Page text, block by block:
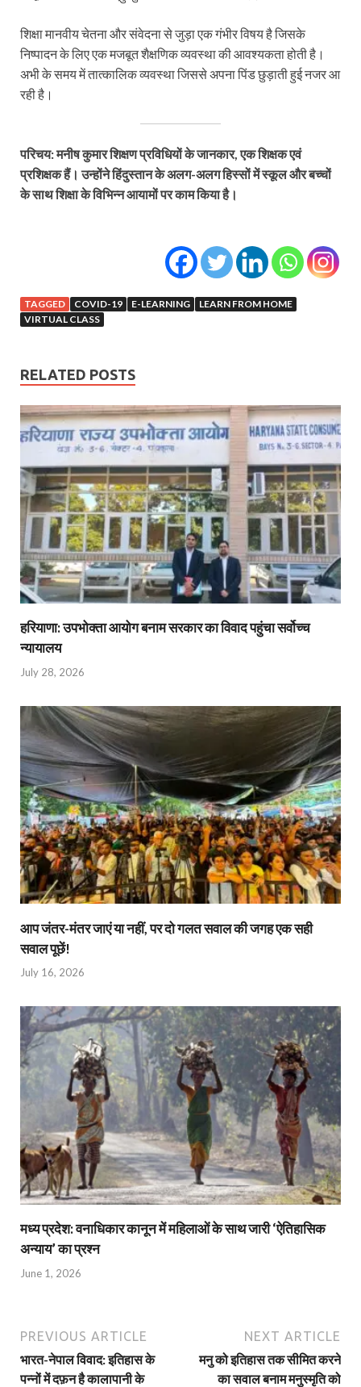
शिक्षा मानवीय चेतना और संवेदना से जुड़ा एक गंभीर विषय है जिसके
निष्पादन के लिए एक मजबूत शैक्षणिक व्यवस्था की आवश्यकता होती है।
अभी के समय में तात्कालिक व्यवस्था जिससे अपना पिंड छुड़ाती हुई नजर आ
रही है।
परिचय: मनीष कुमार शिक्षण प्रविधियों के जानकार, एक शिक्षक एवं
प्रशिक्षक हैं। उन्होंने हिंदुस्तान के अलग-अलग हिस्सों में स्कूल और बच्चों
के साथ शिक्षा के विभिन्न आयामों पर काम किया है।
TAGGED COVID-19 E-LEARNING
LEARN FROM HOME
VIRTUAL CLASS
RELATED POSTS
हरियाणा: उपभोक्ता आयोग बनाम सरकार का विवाद पहुंचा सर्वोच्च
न्यायालय
July 28, 2026
आप जंतर-मंतर जाएं या नहीं, पर दो गलत सवाल की जगह एक सही
सवाल पूछें!
July 16, 2026
मध्य प्रदेश: वनाधिकार कानून में महिलाओं के साथ जारी ‘ऐतिहासिक
अन्याय’ का प्रश्न
June 1, 2026
PREVIOUS ARTICLE
भारत-नेपाल विवाद: इतिहास के
पन्नों में दफ़न है कालापानी के
NEXT ARTICLE
मनु को इतिहास तक सीमित करने
का सवाल बनाम मनुस्मृति को